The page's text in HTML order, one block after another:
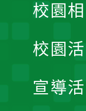
校園
校園
宣導